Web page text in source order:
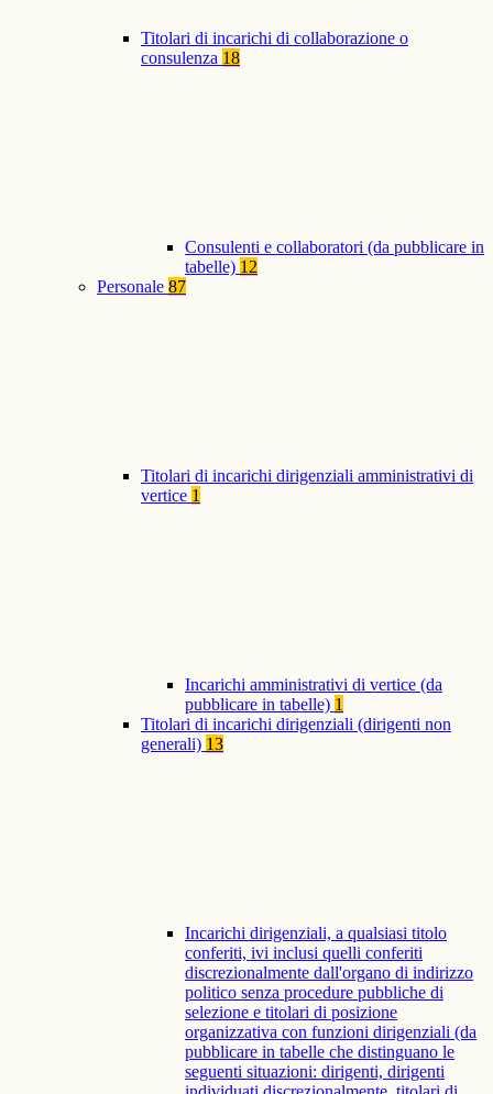
Titolari di incarichi di collaborazione o
consulenza 18
Consulenti e collaboratori (da pubblicare in
tabelle) 12
Personale 87
Titolari di incarichi dirigenziali amministrativi di
vertice 1
Incarichi amministrativi di vertice (da
pubblicare in tabelle) 1
Titolari di incarichi dirigenziali (dirigenti non
generali) 13
Incarichi dirigenziali, a qualsiasi titolo
conferiti, ivi inclusi quelli conferiti
discrezionalmente dall'organo di indirizzo
politico senza procedure pubbliche di
selezione e titolari di posizione
organizzativa con funzioni dirigenziali (da
pubblicare in tabelle che distinguano le
seguenti situazioni: dirigenti, dirigenti